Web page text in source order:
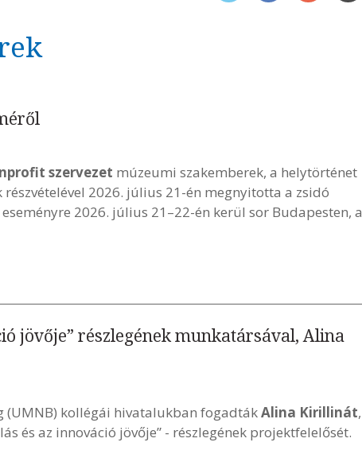
szervezet múzeumi szakemberek, a helytörténet
2026. július 21-én megnyitotta a zsidó
2026. július 21–22-én kerül sor Budapesten, a
jövője” részlegének munkatársával, Alina
(UMNB) kollégái hivatalukban fogadtákAlina Kirillinát,
és az innováció jövője” - részlegének projektfelelősét.